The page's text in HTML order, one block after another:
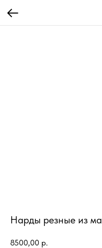
Нарды резные из
8500,00 р.